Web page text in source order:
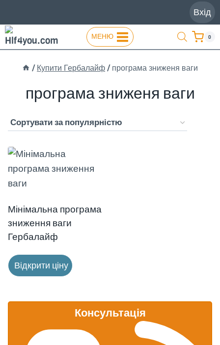
до
вмісту
Вхід
МЕНЮ 0
/ Купити Гербалайф/ програма зниженя ваги
програма зниженя ваги
Мінімальна програма
зниження ваги
Гербалайф
Відкрити ціну
Консультація